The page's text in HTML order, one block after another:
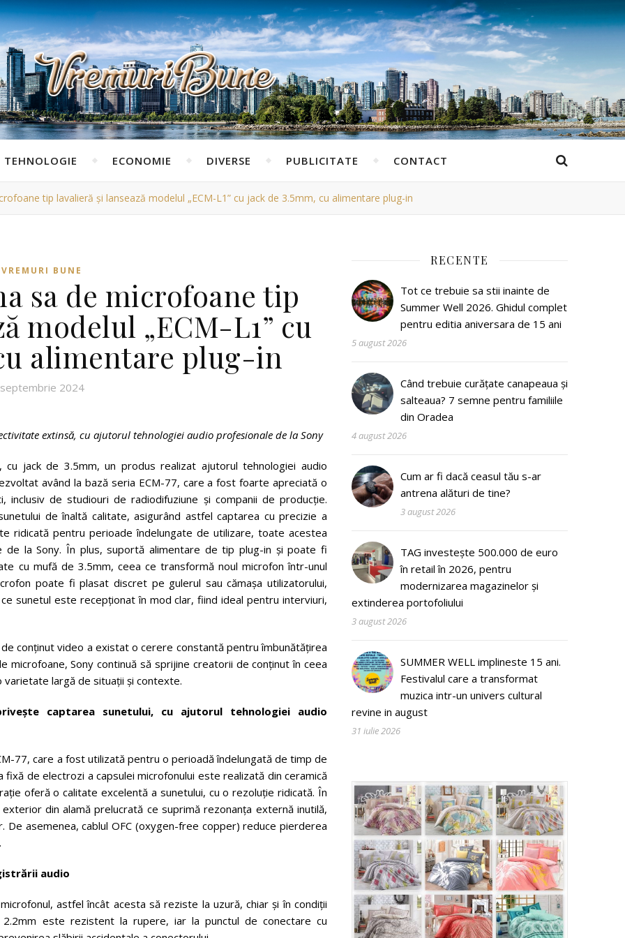
TEHNOLOGIE ECONOMIE DIVERSE PUBLICITATE CONTACT
tip lavalieră și lansează modelul „ECM-L1” cu jack de 3.5mm, cu alimentare plug-in
VREMURI BUNE
sa de microfoane tip
modelul „ECM-L1” cu
alimentare plug-in
2024
extinsă, cu ajutorul tehnologiei audio profesionale de la Sony
cu jack de 3.5mm, un produs realizat ajutorul tehnologiei audio
având la bază seria ECM-77, care a fost foarte apreciată o
de studiouri de radiodifuziune și companii de producție.
de înaltă calitate, asigurând astfel captarea cu precizie a
ridicată pentru perioade îndelungate de utilizare, toate acestea
de la Sony. În plus, suportă alimentare de tip plug-in și poate fi
cu mufă de 3.5mm, ceea ce transformă noul microfon într-unul
poate fi plasat discret pe gulerul sau cămașa utilizatorului,
sunetul este recepționat în mod clar, fiind ideal pentru interviuri,
conținut video a existat o cerere constantă pentru îmbunătățirea
microfoane, Sony continuă să sprijine creatorii de conținut în ceea
largă de situații și contexte.
captarea sunetului, cu ajutorul tehnologiei audio
77, care a fost utilizată pentru o perioadă îndelungată de timp de
de electrozi a capsulei microfonului este realizată din ceramică
oferă o calitate excelentă a sunetului, cu o rezoluție ridicată. În
din alamă prelucrată ce suprimă rezonanța externă inutilă,
De asemenea, cablul OFC (oxygen-free copper) reduce pierderea
audio
astfel încât acesta să reziste la uzură, chiar și în condiții
este rezistent la rupere, iar la punctul de conectare cu
RECENTE
Tot ce trebuie sa stii inainte de
Summer Well 2026. Ghidul complet
pentru editia aniversara de 15 ani
5 august 2026
Când trebuie curățate canapeaua și
salteaua? 7 semne pentru familiile
din Oradea
4 august 2026
Cum ar fi dacă ceasul tău s-ar
antrena alături de tine?
3 august 2026
TAG investește 500.000 de euro
în retail în 2026, pentru
modernizarea magazinelor și
extinderea portofoliului
3 august 2026
SUMMER WELL implineste 15 ani.
Festivalul care a transformat
muzica intr-un univers cultural
revine in august
31 iulie 2026